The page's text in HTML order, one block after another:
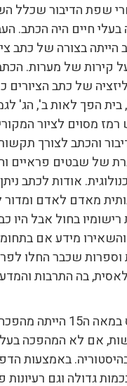
שפת הדיבור שכלל
חיים היה הכתב.
בצורה של כתב
קירות של מערות.
של כתב
הפך לאות ב', הג'
מסוים לציור
והכתב לצורך
של שבטים פראיים
אודות לכתב
מאדם לאדם ומדור
בחול אבל היו
מידע אם
וספרות שכבר החלו
בה התרבות
המצאת הדפוס במאה
אם לא המהפכה
באמצעות
גדולה וגם רעיונות